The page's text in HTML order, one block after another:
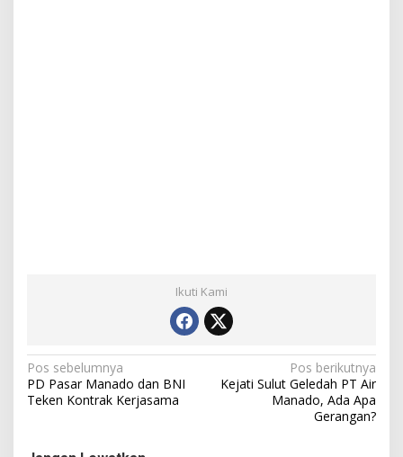
Ikuti Kami
N
a
i
Pos sebelumnya
PD Pasar Manado dan BNI
Teken Kontrak Kerjasama
Pos berikutnya
Kejati Sulut Geledah PT Air
Manado, Ada Apa
Gerangan?